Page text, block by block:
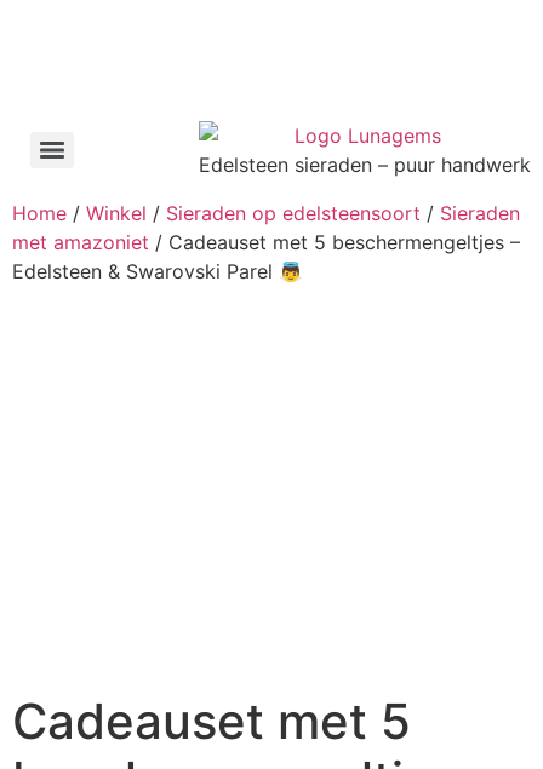
Edelsteen sieraden – puur handwerk
Home / Winkel / Sieraden op edelsteensoort / Sieraden
met amazoniet / Cadeauset met 5 beschermengeltjes –
Edelsteen & Swarovski Parel 👼
Cadeauset met 5